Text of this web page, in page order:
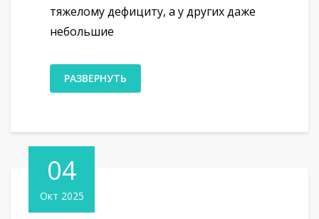
тяжелому дефициту, а у других даже
небольшие
РАЗВЕРНУТЬ
04
Окт 2025